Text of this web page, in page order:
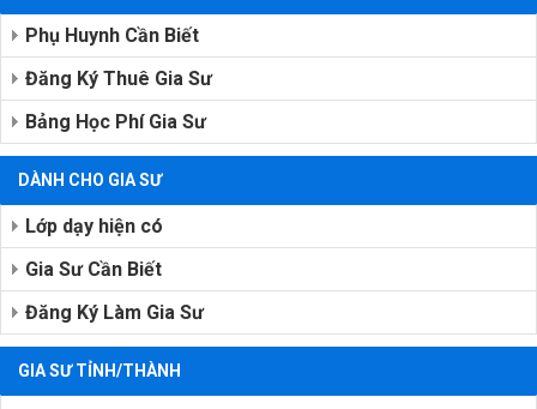
Phụ Huynh Cần Biết
Đăng Ký Thuê Gia Sư
Bảng Học Phí Gia Sư
DÀNH CHO GIA SƯ
Lớp dạy hiện có
Gia Sư Cần Biết
Đăng Ký Làm Gia Sư
GIA SƯ TỈNH/THÀNH